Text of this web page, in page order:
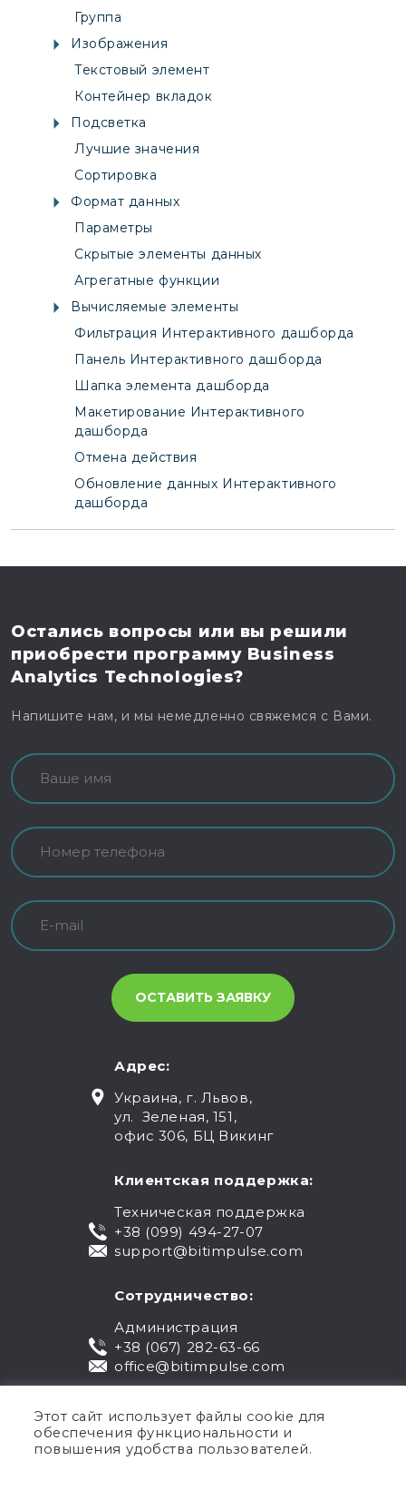
Группа
Изображения
Текстовый элемент
Контейнер вкладок
Подсветка
Лучшие значения
Сортировка
Формат данных
Параметры
Скрытые элементы данных
Агрегатные функции
Вычисляемые элементы
Фильтрация Интерактивного дашборда
Панель Интерактивного дашборда
Шапка элемента дашборда
Макетирование Интерактивного
дашборда
Отмена действия
Обновление данных Интерактивного
дашборда
Остались вопросы или вы решили
приобрести программу Business
Analytics Technologies?
Напишите нам, и мы немедленно свяжемся с Вами.
Адрес:
Украина, г. Львов,
ул. Зеленая, 151,
офис 306, БЦ Викинг
Клиентская поддержка:
Техническая поддержка
+38 (099) 494-27-07
support@bitimpulse.com
Сотрудничество:
Администрация
+38 (067) 282-63-66
office@bitimpulse.com
Этот сайт использует файлы cookie для
обеспечения функциональности и
повышения удобства пользователей.